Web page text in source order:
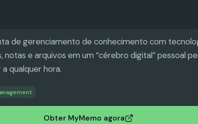
de gerenciamento de conhecimento com
notas e arquivos em um “cérebro digital” pessoal
qualquer hora.
Obter MyMemo agora